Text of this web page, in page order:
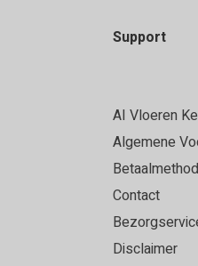
Support
AI Vloeren
Algemene
Contact
Disclaimer